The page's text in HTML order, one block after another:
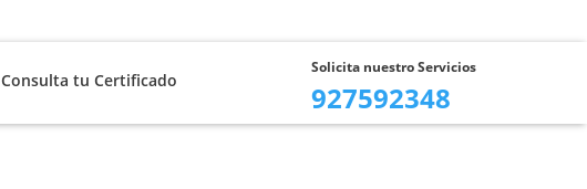
Consulta tu Certificado
Solicita nuestro Servicios
927592348